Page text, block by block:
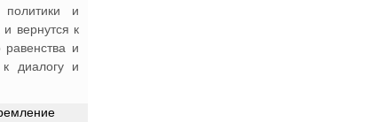
политики и
вернутся к
равенства и
диалогу и